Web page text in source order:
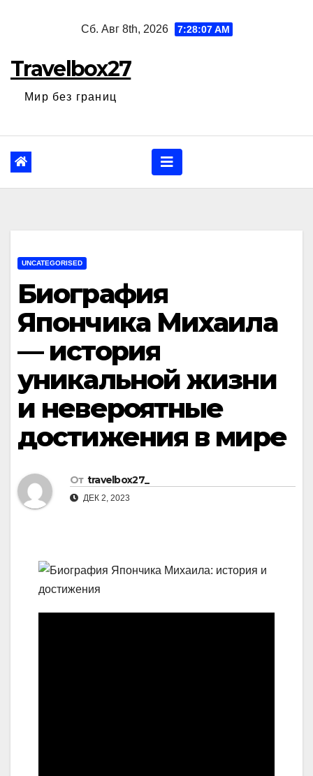
Сб. Авг 8th, 2026 7:28:08 AM
Travelbox27
Мир без границ
UNCATEGORISED
Биография
Япончика Михаила
— история
уникальной жизни
и невероятные
достижения в мире
От travelbox27_
ДЕК 2, 2023